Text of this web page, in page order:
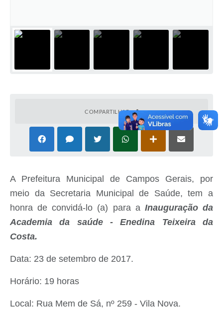
COMPARTILHAR
A Prefeitura Municipal de Campos Gerais, por
meio da Secretaria Municipal de Saúde, tem a
honra de convidá-lo (a) para a Inauguração da
Academia da saúde - Enedina Teixeira da
Costa.
Data: 23 de setembro de 2017.
Horário: 19 horas
Local: Rua Mem de Sá, nº 259 - Vila Nova.